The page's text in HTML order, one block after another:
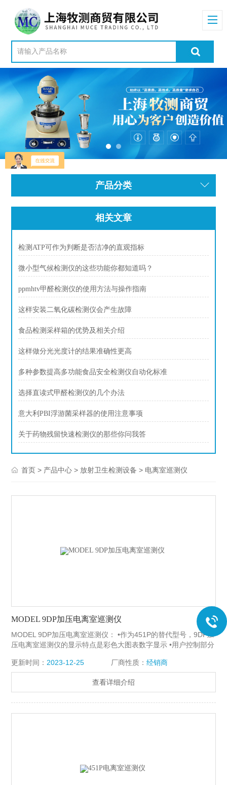
产品分类
相关文章
检测ATP可作为判断是否洁净的直观指标
微小型气候检测仪的这些功能你都知道吗？
ppmhtv甲醛检测仪的使用方法与操作指南
这样安装二氧化碳检测仪会产生故障
食品检测采样箱的优势及相关介绍
这样做分光光度计的结果准确性更高
多种参数提高多功能食品安全检测仪自动化标准
选择直读式甲醛检测仪的几个办法
意大利PBI浮游菌采样器的使用注意事项
关于药物残留快速检测仪的那些你问我答
首页 > 产品中心 > 放射卫生检测设备 > 电离室巡测仪
MODEL 9DP加压电离室巡测仪
MODEL 9DP加压电离室巡测仪： •作为451P的替代型号，9DP加
压电离室巡测仪的显示特点是彩色大图表数字显示 •用户控制部分
按钮组成 •此仪器自动调零和自动量程转换 •当周围光线昏暗时，
显示器的电路系统能自动亮起背景灯 •USB接口，可连接键盘或闪
存，在Windows示窗下能用Excel电子表格，增强了仪器功能
更新时间： 2023-12-25 厂商性质： 经销商
查看详细介绍